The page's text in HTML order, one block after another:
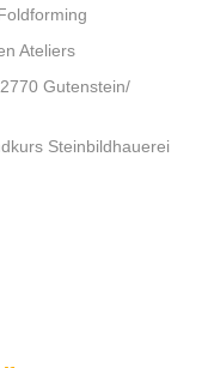
Ateliers
Gutenstein/
Steinbildhauerei